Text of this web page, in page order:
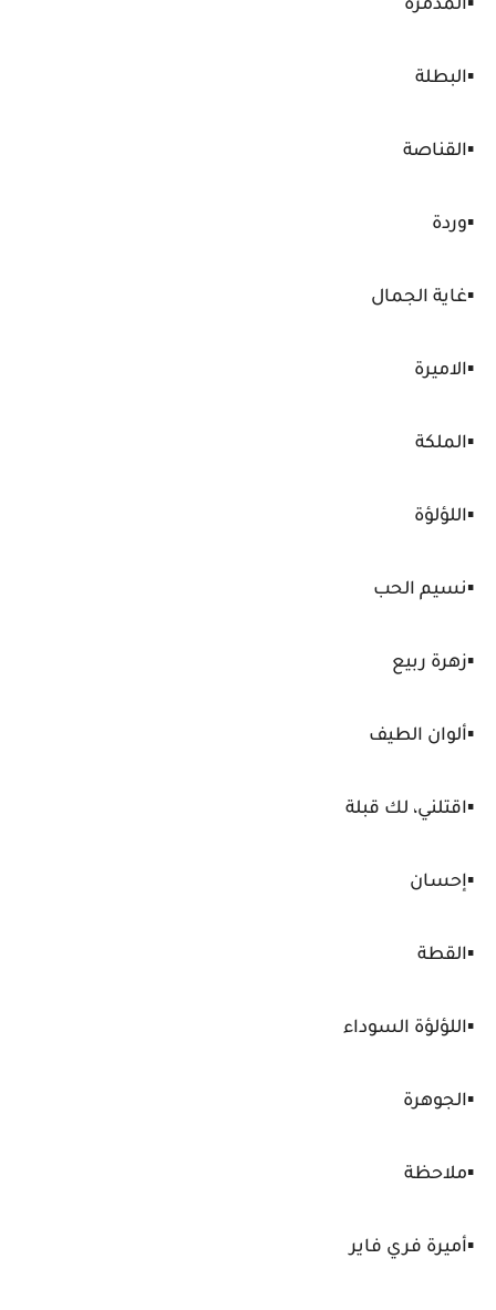
▪️المدمرة
▪️البطلة
▪️القناصة
▪️وردة
▪️غاية الجمال
▪️الاميرة
▪️الملكة
▪️اللؤلؤة
▪️نسيم الحب
▪️زهرة ربيع
▪️ألوان الطيف
▪️اقتلني، لك قبلة
▪️إحسان
▪️القطة
▪️اللؤلؤة السوداء
▪️الجوهرة
▪️ملاحظة
▪️أميرة فري فاير